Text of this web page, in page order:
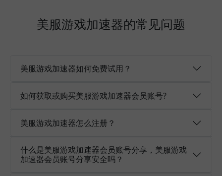
美服游戏加速器的常见问题
美服游戏加速器如何免费试用？
如何获取或购买美服游戏加速器会员账号?
美服游戏加速器怎么注册？
什么是美服游戏加速器会员账号分享，美服游戏
加速器会员账号分享安全吗？